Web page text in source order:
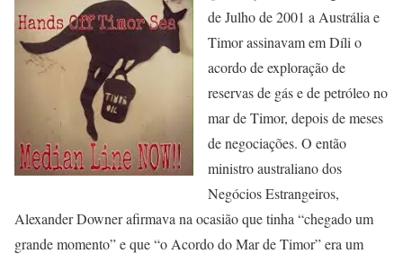
de Julho de 2001 a Austrália e
Timor assinavam em Díli o
acordo de exploração de
reservas de gás e de petróleo no
mar de Timor, depois de meses
de negociações. O então
ministro australiano dos
Negócios Estrangeiros,
Alexander Downer afirmava na ocasião que tinha “chegado um
grande momento” e que “o Acordo do Mar de Timor” era um